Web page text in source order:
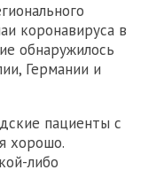
коронавируса в
обнаружилось
Германии и
пациенты с
хорошо.
либо